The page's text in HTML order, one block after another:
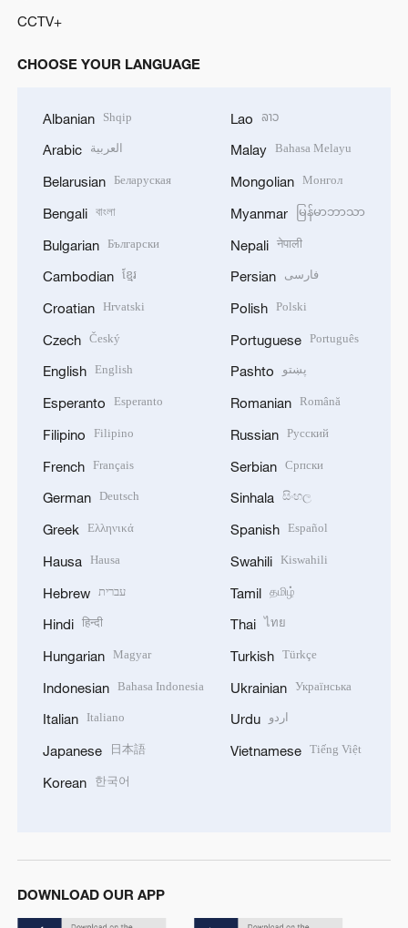
CCTV+
CHOOSE YOUR LANGUAGE
Albanian Shqip
Arabic العربية
Belarusian Беларуская
Bengali বাংলা
Bulgarian Български
Cambodian ខ្មែរ
Croatian Hrvatski
Czech Český
English English
Esperanto Esperanto
Filipino Filipino
French Français
German Deutsch
Greek Ελληνικά
Hausa Hausa
Hebrew עברית
Hindi हिन्दी
Hungarian Magyar
Indonesian Bahasa Indonesia
Italian Italiano
Japanese 日本語
Korean 한국어
Lao ລາວ
Malay Bahasa Melayu
Mongolian Монгол
Myanmar မြန်မာဘာသာ
Nepali नेपाली
Persian فارسی
Polish Polski
Portuguese Português
Pashto پښتو
Romanian Română
Russian Русский
Serbian Српски
Sinhala සිංහල
Spanish Español
Swahili Kiswahili
Tamil தமிழ்
Thai ไทย
Turkish Türkçe
Ukrainian Українська
Urdu اردو
Vietnamese Tiếng Việt
DOWNLOAD OUR APP